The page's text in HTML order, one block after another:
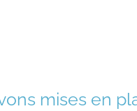
mises en